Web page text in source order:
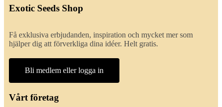
Exotic Seeds Shop
Få exklusiva erbjudanden, inspiration och mycket mer som
hjälper dig att förverkliga dina idéer. Helt gratis.
Bli medlem eller logga in
Vårt företag